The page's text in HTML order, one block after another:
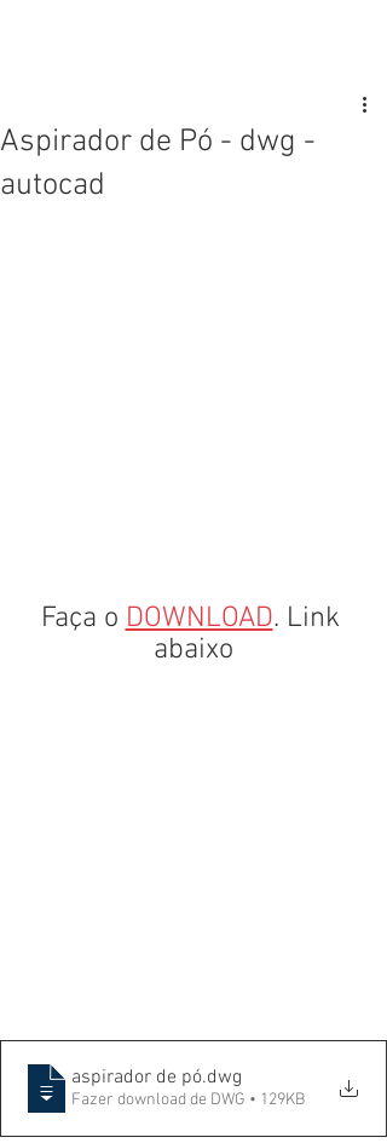
Aspirador de Pó - dwg -
autocad
Faça o DOWNLOAD. Link
abaixo
aspirador de pó.dwg
Fazer download de DWG • 129KB